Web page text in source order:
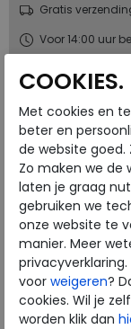
Gratis
Voor 14:00 uur
Merk
Fabrikantcode
Bestelcode
Kleur
Materiaal
Uitneembaar voetbed
COOKIES.
Met cookies en
beter en
de website
Zo maken we de
laten je graag
gebruiken we
onze website te
manier. Meer
voor weigeren?
cookies. Wil je
worden klik dan